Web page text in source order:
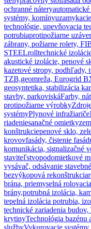
ochranné nátery
systémy, komíny
technológie, upevňovacia
potrubiaprotipožiarne
zábrany, požiarne rolety,
STEELrolltechnické
akustické izolácie, penové
kazetové stropy, podhľady,
TZB,geomreža, Eurogrid
geosyntetika, stabilizácia
stavby, parkoviskáFarby,
protipožiarne výrobky
systémyPlynové infražiariče
riadeniesanačné omietky
konštrukciepenové sklo,
krovovfasády, čistenie fasád
komunikácia, signalizačné
staviteľstvopodomietkové
vysávač, odsávanie
bezvýkopová rekonštrukcia
brána, priemyselná
brány,potrubná izolácia,
tepelná izolácia potrubia,
technické zariadenia
krytinyTechnológia bazénu